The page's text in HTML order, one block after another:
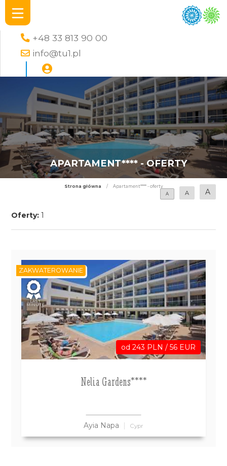
+48 33 813 90 00
info@tu1.pl
APARTAMENT**** - OFERTY
Strona główna /
Apartament**** - oferty
A
A A
Oferty: 1
od 243 PLN / 56 EUR
Nelia Gardens****
Ayia Napa Cypr
ZAKWATEROWANIE
LAST
MINUTE